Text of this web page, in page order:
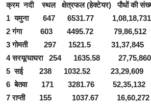
क्रम नदी स्थल क्षेत्रफल (हेक्टेयर) पौधों की
1 यमुना 647 6531.77 1,08,18,731
2 गंगा 603 4495.72 79,86,512
3 गोमती 297 1521.5 31,37,845
4 सरयू/घाघरा 254 1635.58 27,75,860
5 सई 238 1032.52 23,29,609
6 बेतवा 171 3281.76 52,35,132
7 राप्ती 155 1037.67 16,60,272